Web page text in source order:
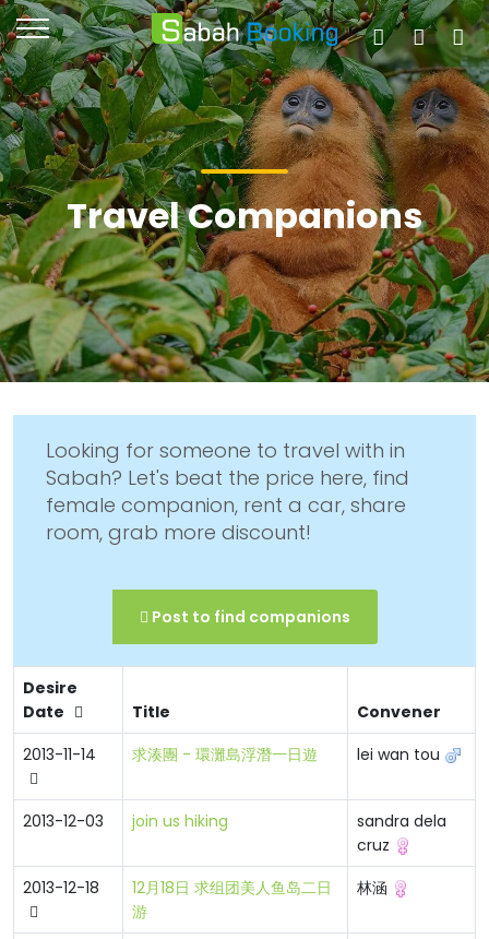
Travel Companions
Looking for someone to travel with in
Sabah? Let's beat the price here, find
female companion, rent a car, share
room, grab more discount!
Post to find companions
Desire
Date
Title
Convener
2013-11-14
求湊團 - 環灘島浮潛一日遊 lei wan tou
2013-12-03 join us hiking
sandra dela
cruz
2013-12-18
12月18日 求组团美人鱼岛二日
游
林涵